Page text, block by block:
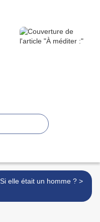
Si elle était un homme ? >